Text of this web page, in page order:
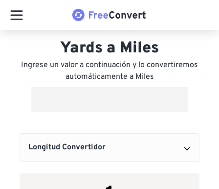
Yards a Miles
Ingrese un valor a continuación y lo convertiremos
automáticamente a Miles